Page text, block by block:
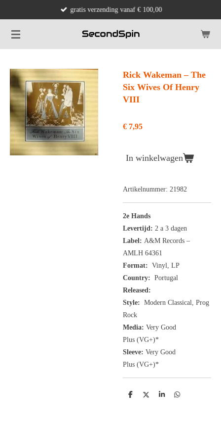
naar
de
gratis verzending vanaf € 100,00
Rick Wakeman ‎– The
Six Wives Of Henry
VIII
€ 7,95
In winkelwagen
Artikelnummer: 21982
2e Hands
Levertijd: 2 a 3 dagen
Label: A&M Records ‎–
AMLH 64361
Format: Vinyl, LP
Country: Portugal
Released:
Style: Modern Classical, Prog
Rock
Media: Very Good
Plus (VG+)*
Sleeve: Very Good
Plus (VG+)*
D
D
S
D